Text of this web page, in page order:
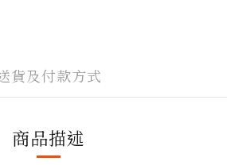
貨及付款方式
商品描述